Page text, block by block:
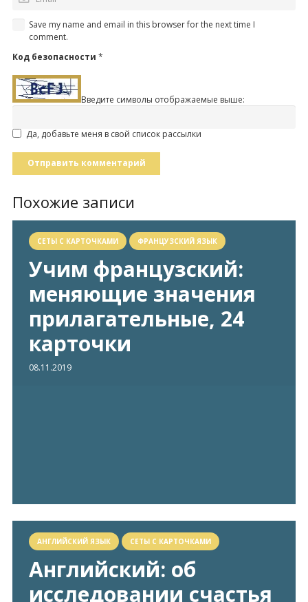
Save my name and email in this browser for the next time I
comment.
Код безопасности *
Введите символы отображаемые выше:
Да, добавьте меня в свой список рассылки
Отправить комментарий
Похожие записи
СЕТЫ С КАРТОЧКАМИ ФРАНЦУЗСКИЙ ЯЗЫК
Учим французский:
меняющие значения
прилагательные, 24
карточки
08.11.2019
АНГЛИЙСКИЙ ЯЗЫК СЕТЫ С КАРТОЧКАМИ
Английский: об
исследовании счастья